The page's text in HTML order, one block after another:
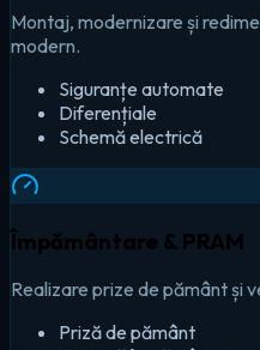
Montaj, modernizare și
modern.
Siguranțe automate
Diferențiale
Schemă electrică
Împământare & PRAM
Realizare prize de pământ și
Priză de pământ